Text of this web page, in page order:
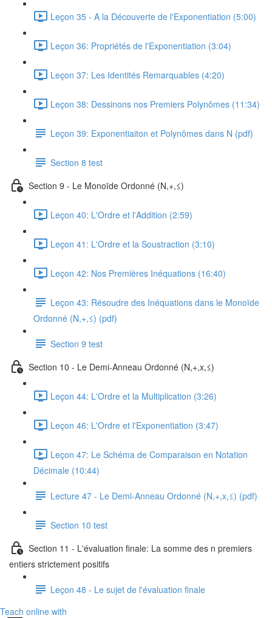
Leçon 35 - A la Découverte de l'Exponentiation (5:00)
Leçon 36: Propriétés de l'Exponentiation (3:04)
Leçon 37: Les Identités Remarquables (4:20)
Leçon 38: Dessinons nos Premiers Polynômes (11:34)
Leçon 39: Exponentiaiton et Polynômes dans N (pdf)
Section 8 test
Section 9 - Le Monoïde Ordonné (N,+,≤)
Leçon 40: L'Ordre et l'Addition (2:59)
Leçon 41: L'Ordre et la Soustraction (3:10)
Leçon 42: Nos Premières Inéquations (16:40)
Leçon 43: Résoudre des Inéquations dans le Monoïde
Ordonné (N,+,≤) (pdf)
Section 9 test
Section 10 - Le Demi-Anneau Ordonné (N,+,x,≤)
Leçon 44: L'Ordre et la Multiplication (3:26)
Leçon 46: L'Ordre et l'Exponentiation (3:47)
Leçon 47: Le Schéma de Comparaison en Notation
Décimale (10:44)
Lecture 47 - Le Demi-Anneau Ordonné (N,+,x,≤) (pdf)
Section 10 test
Section 11 - L'évaluation finale: La somme des n premiers
entiers strictement positifs
Leçon 48 - Le sujet de l'évaluation finale
Teach online with